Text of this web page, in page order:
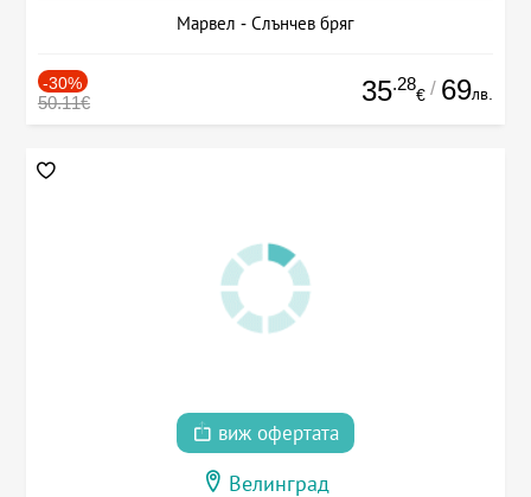
Марвел - Слънчев бряг
-30%
50.11€ 35.28
€ / 69лв.
виж офертата
Велинград